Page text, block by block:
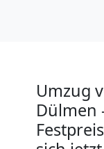
Umzug
Dülmen